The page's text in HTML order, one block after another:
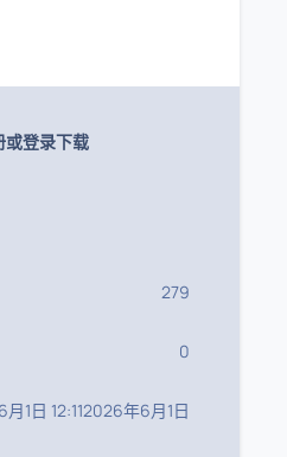
或登录下载
279
0
1日 12:112026年6月1日